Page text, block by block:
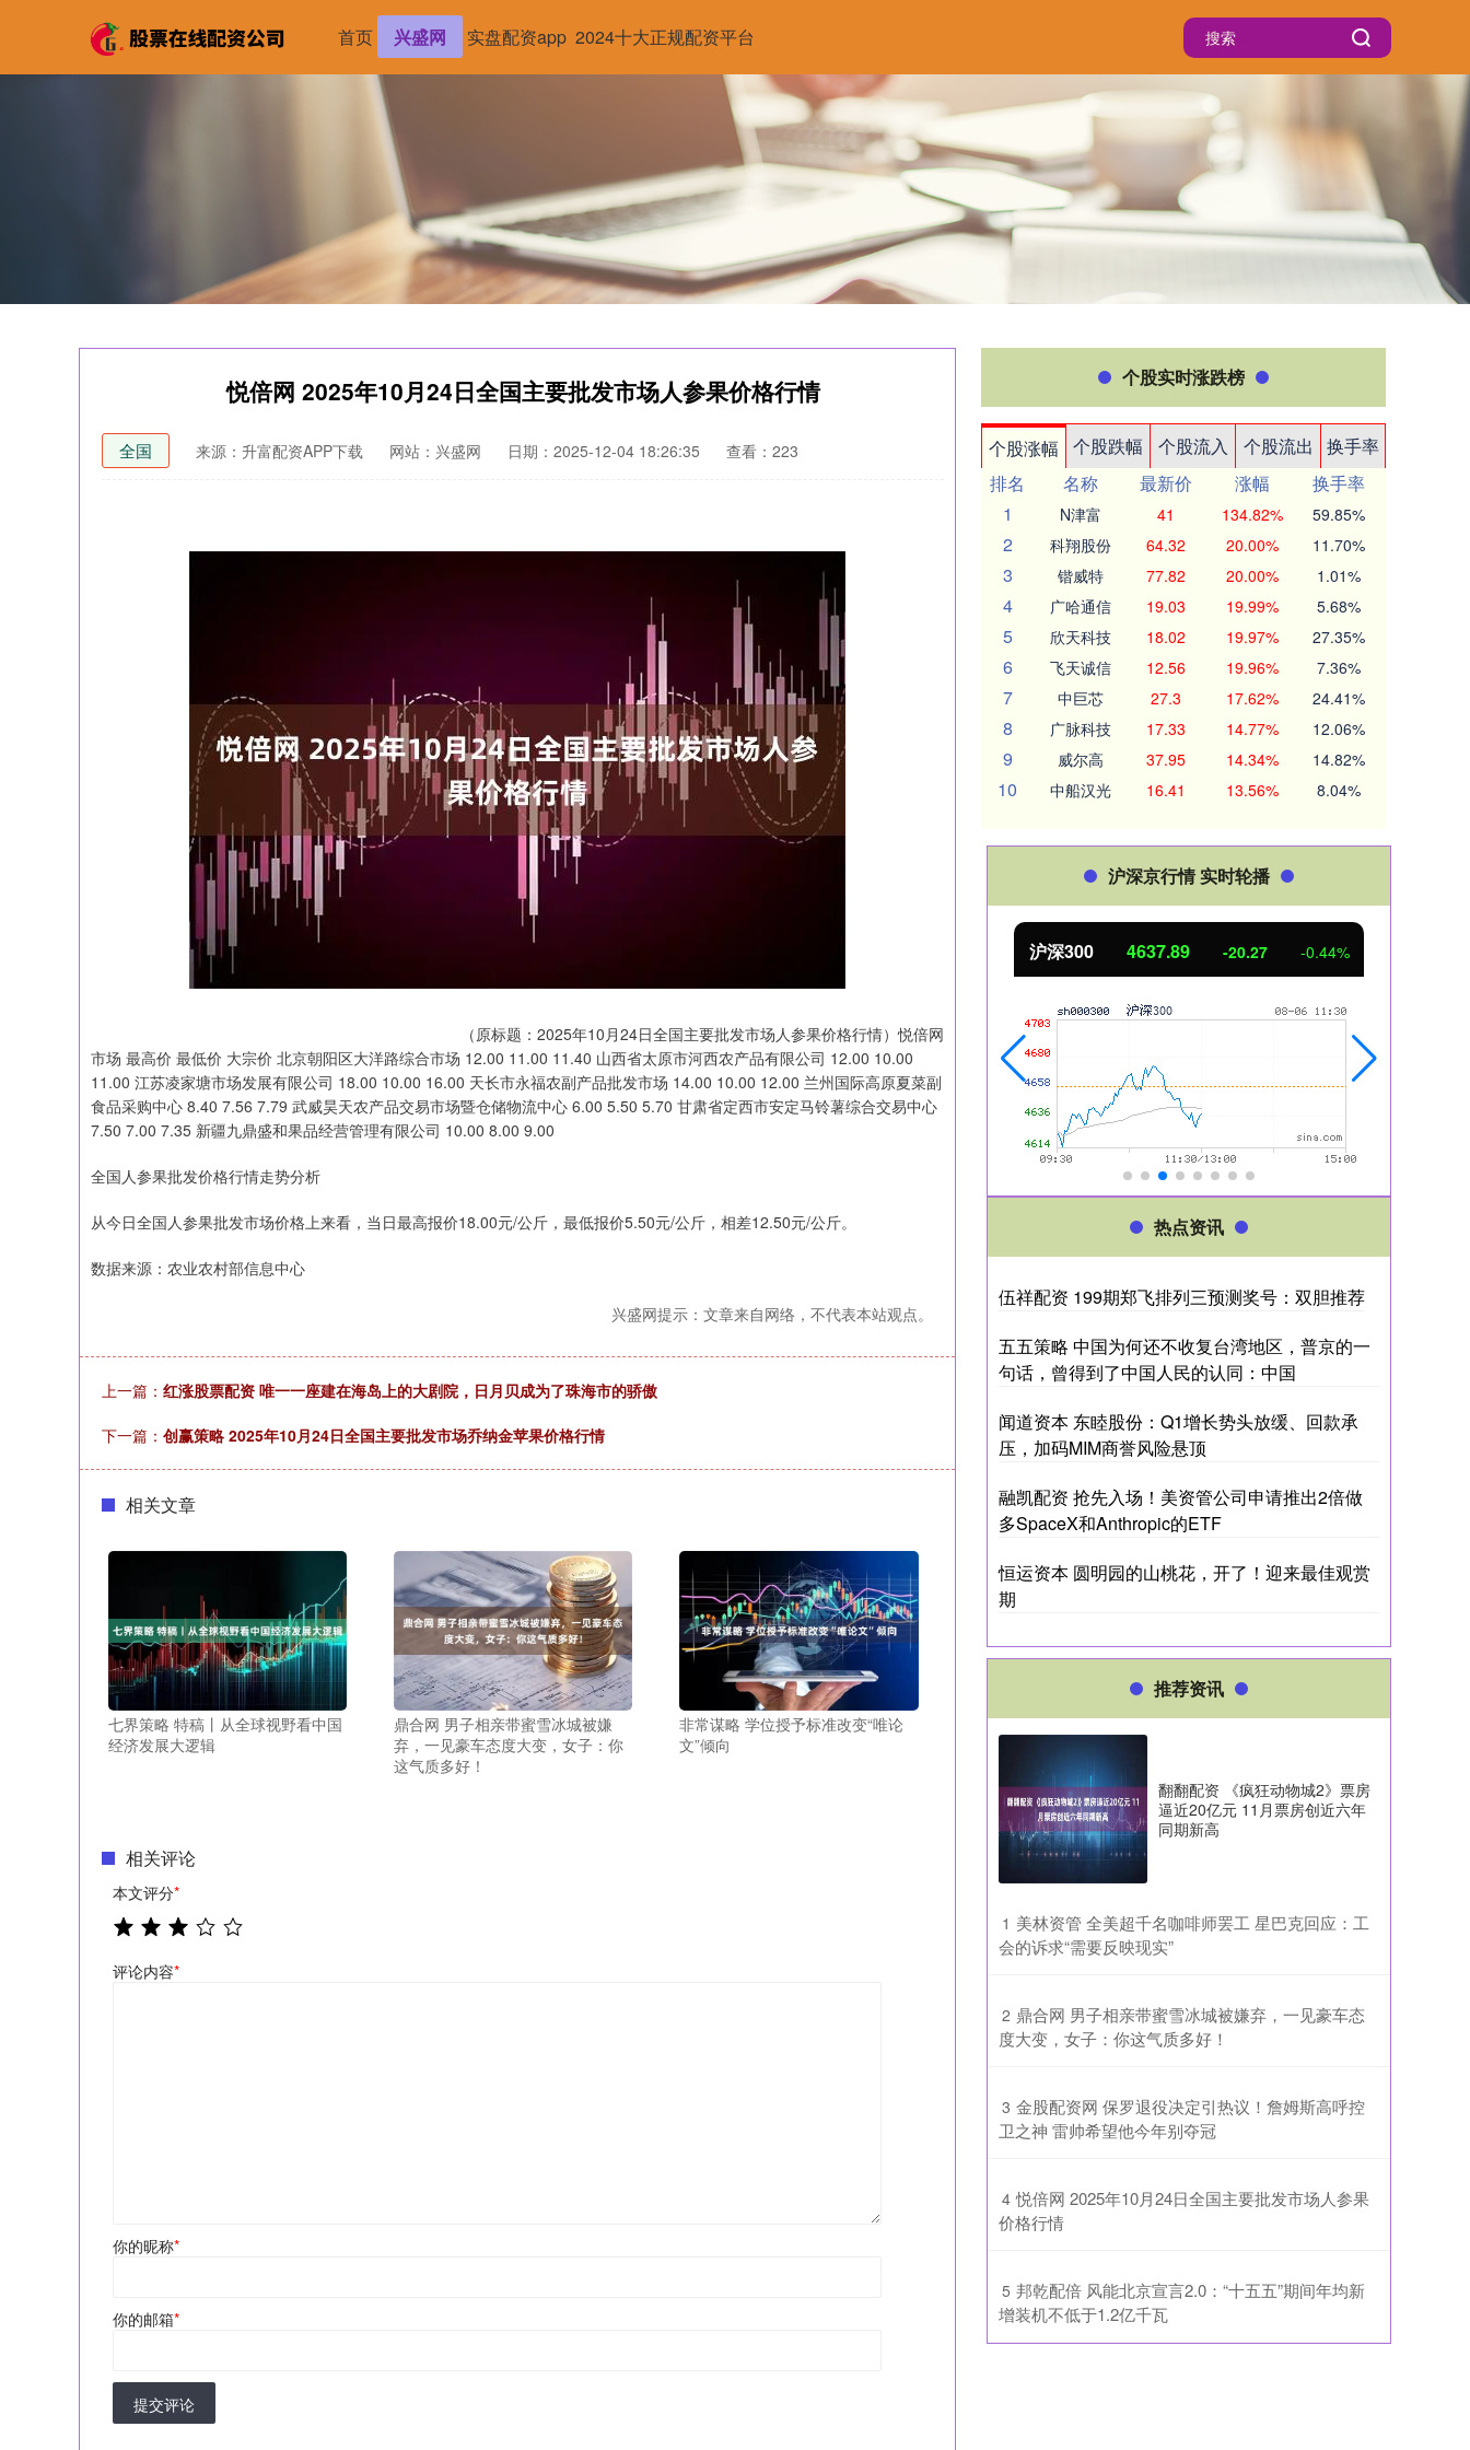
首页 兴盛网 实盘配资app 2024十大正规配资平台
悦倍网 2025年10月24日全国主要批发市场人参果价格行情
全国 来源：升富配资APP下载 网站：兴盛网 日期：2025-12-04 18:26:35 查看：223
（原标题：2025年10月24日全国主要批发市场人参果价格行情）悦倍网
市场 最高价 最低价 大宗价 北京朝阳区大洋路综合市场 12.00 11.00 11.40 山西省太原市河西农产品有限公司 12.00 10.00
11.00 江苏凌家塘市场发展有限公司 18.00 10.00 16.00 天长市永福农副产品批发市场 14.00 10.00 12.00 兰州国际高原夏菜副
食品采购中心 8.40 7.56 7.79 武威昊天农产品交易市场暨仓储物流中心 6.00 5.50 5.70 甘肃省定西市安定马铃薯综合交易中心
7.50 7.00 7.35 新疆九鼎盛和果品经营管理有限公司 10.00 8.00 9.00
全国人参果批发价格行情走势分析
从今日全国人参果批发市场价格上来看，当日最高报价18.00元/公斤，最低报价5.50元/公斤，相差12.50元/公斤。
数据来源：农业农村部信息中心
兴盛网提示：文章来自网络，不代表本站观点。
上一篇： 红涨股票配资 唯一一座建在海岛上的大剧院，日月贝成为了珠海市的骄傲
下一篇： 创赢策略 2025年10月24日全国主要批发市场乔纳金苹果价格行情
相关文章
七界策略 特稿丨从全球视野看中国
经济发展大逻辑
鼎合网 男子相亲带蜜雪冰城被嫌
弃，一见豪车态度大变，女子：你
这气质多好！
非常谋略 学位授予标准改变“唯论
文”倾向
相关评论
本文评分*
评论内容*
你的昵称*
你的邮箱*
提交评论
个股实时涨跌榜
个股涨幅 个股跌幅 个股流入 个股流出
换手率
排名
名称 最新价 涨幅
换手率
1
N津富 41 134.82% 59.85%
2 科翔股份 64.32 20.00% 11.70%
3 锴威特 77.82 20.00% 1.01%
4 广哈通信 19.03 19.99% 5.68%
5 欣天科技 18.02 19.97% 27.35%
6 飞天诚信 12.56 19.96% 7.36%
7 中巨芯 27.3 17.62% 24.41%
8 广脉科技 17.33 14.77% 12.06%
9 威尔高 37.95 14.34% 14.82%
10 中船汉光 16.41 13.56% 8.04%
沪深京行情 实时轮播
上证指数 沪深300 4637.89 -20.27 -0.44%
热点资讯
伍祥配资 199期郑飞排列三预测奖号：双胆推荐
五五策略 中国为何还不收复台湾地区，普京的一
句话，曾得到了中国人民的认同：中国
闻道资本 东睦股份：Q1增长势头放缓、回款承
压，加码MIM商誉风险悬顶
融凯配资 抢先入场！美资管公司申请推出2倍做
多SpaceX和Anthropic的ETF
恒运资本 圆明园的山桃花，开了！迎来最佳观赏
期
推荐资讯
翻翻配资 《疯狂动物城2》票房
逼近20亿元 11月票房创近六年
同期新高
1 ​美林资管 全美超千名咖啡师罢工 星巴克回应：工
会的诉求“需要反映现实”
2 ​鼎合网 男子相亲带蜜雪冰城被嫌弃，一见豪车态
度大变，女子：你这气质多好！
3 ​金股配资网 保罗退役决定引热议！詹姆斯高呼控
卫之神 雷帅希望他今年别夺冠
4 ​悦倍网 2025年10月24日全国主要批发市场人参果
价格行情
5 ​邦乾配倍 风能北京宣言2.0：“十五五”期间年均新
增装机不低于1.2亿千瓦